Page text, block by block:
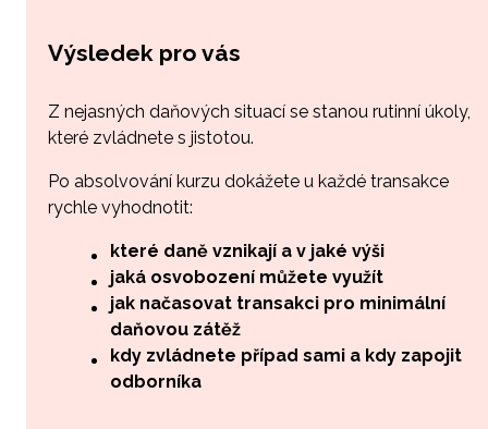
Výsledek pro vás
Z nejasných daňových situací se stanou rutinní úkoly,
které zvládnete s jistotou.
Po absolvování kurzu dokážete u každé transakce
rychle vyhodnotit:
které daně vznikají a v jaké výši
jaká osvobození můžete využít
jak načasovat transakci pro minimální
daňovou zátěž
kdy zvládnete případ sami a kdy zapojit
odborníka